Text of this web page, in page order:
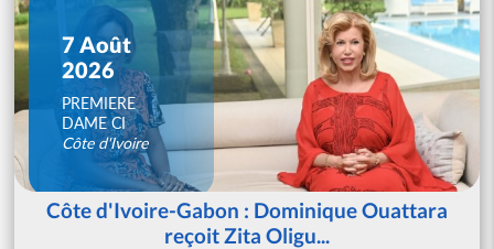
7 Août
2026
PREMIERE
DAME CI
Côte d'Ivoire
Côte d'Ivoire-Gabon : Dominique Ouattara
reçoit Zita Oligu...